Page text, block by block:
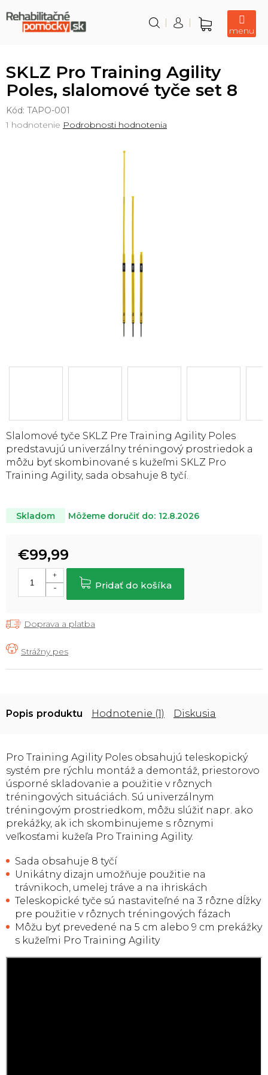
na
obsah
Nákupný
SKLZ Pro Training Agility
Poles, slalomové tyče set 8
Kód: TAPO-001
Priemerné
1 hodnotenie Podrobnosti hodnotenia
Skladom Môžeme doručiť do: 12.8.2026
€99,99
Jednotková
cena:
Pridať do košíka
Slalomové tyče SKLZ Pre Training Agility Poles
predstavujú univerzálny tréningový prostriedok a
môžu byť skombinované s kužeľmi SKLZ Pro
Training Agility, sada obsahuje 8 tyčí.
Doprava a platba
Popis Hodnotenie (1) Diskusia
Pro Training Agility Poles obsahujú teleskopický
systém pre rýchlu montáž a demontáž, priestorovo
úsporné skladovanie a použitie v rôznych
tréningových situáciách. Sú univerzálnym
tréningovým prostriedkom, môžu slúžiť napr. ako
prekážky, ak ich skombinujeme s rôznymi
veľkosťami kužeľa Pro Training Agility.
Sada obsahuje 8 tyčí
Unikátny dizajn umožňuje použitie na
trávnikoch, umelej tráve a na ihriskách
Teleskopické tyče sú nastaviteľné na 3 rôzne dĺžky
pre použitie v rôznych tréningových fázach
Môžu byť prevedené na 5 cm alebo 9 cm prekážky
s kužeľmi Pro Training Agility